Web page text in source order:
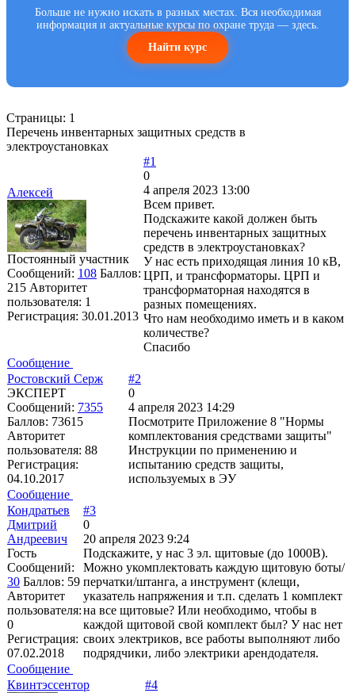
Больше не нужно искать в разных местах. Вся необходимая
информация и актуальные курсы по охране труда — здесь.
Найти курс
Страницы: 1
Перечень инвентарных защитных средств в
электроустановках
Алексей
Постоянный участник
Сообщений: 108 Баллов:
215 Авторитет
пользователя: 1
Регистрация: 30.01.2013
#1
0
4 апреля 2023 13:00
Всем привет.
Подскажите какой должен быть
перечень инвентарных защитных
средств в электроустановках?
У нас есть приходящая линия 10 кВ,
ЦРП, и трансформаторы. ЦРП и
трансформаторная находятся в
разных помещениях.
Что нам необходимо иметь и в каком
количестве?
Спасибо
Сообщение
Ростовский Серж
ЭКСПЕРТ
Сообщений: 7355
Баллов: 73615
Авторитет
пользователя: 88
Регистрация:
04.10.2017
#2
0
4 апреля 2023 14:29
Посмотрите Приложение 8 "Нормы
комплектования средствами защиты"
Инструкции по применению и
испытанию средств защиты,
используемых в ЭУ
Сообщение
Кондратьев
Дмитрий
Андреевич
Гость
Сообщений:
30 Баллов: 59
Авторитет
пользователя:
0
Регистрация:
07.02.2018
#3
0
20 апреля 2023 9:24
Подскажите, у нас 3 эл. щитовые (до 1000В).
Можно укомплектовать каждую щитовую боты/
перчатки/штанга, а инструмент (клещи,
указатель напряжения и т.п. сделать 1 комплект
на все щитовые? Или необходимо, чтобы в
каждой щитовой свой комплект был? У нас нет
своих электриков, все работы выполняют либо
подрядчики, либо электрики арендодателя.
Сообщение
Квинтэссентор
#4